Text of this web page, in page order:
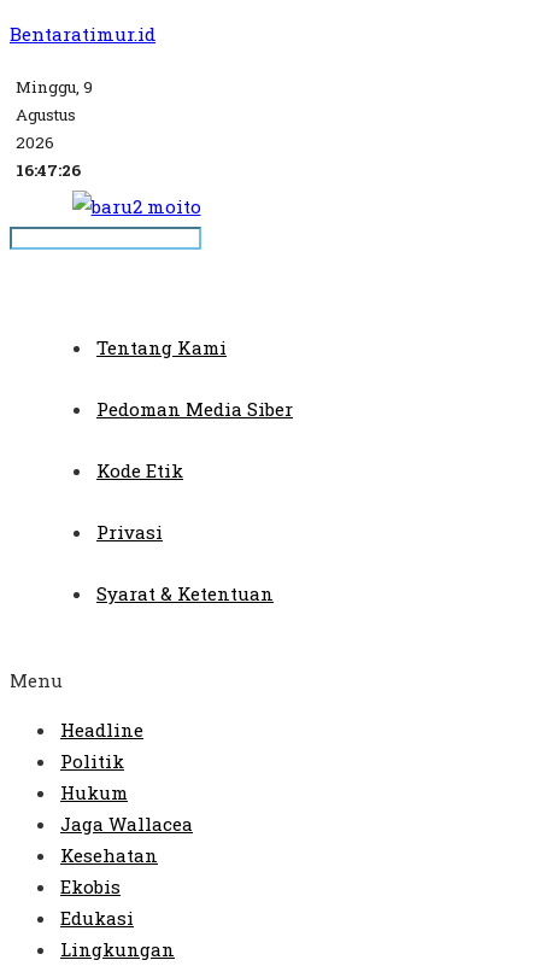
Bentaratimur.id
Minggu, 9
Agustus
2026
16:47:26
Tentang Kami
Pedoman Media Siber
Kode Etik
Privasi
Syarat & Ketentuan
Menu
Headline
Politik
Hukum
Jaga Wallacea
Kesehatan
Ekobis
Edukasi
Lingkungan